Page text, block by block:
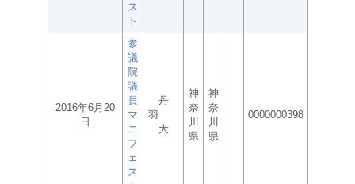
ス
ト
2016年6月20
日
参
議
院
議
員
マ
ニ
フ
ェ
ス
丹
羽
大
神
奈
川
県
神
奈
川
県
0000000398